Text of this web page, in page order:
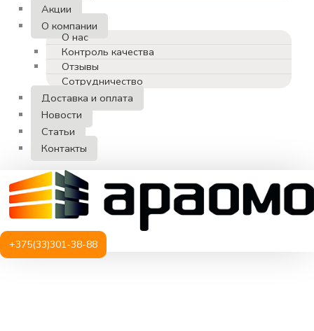
Акции
О компании
О нас
Контроль качества
Отзывы
Сотрудничество
Доставка и оплата
Новости
Статьи
Контакты
+375(33)301-38-88